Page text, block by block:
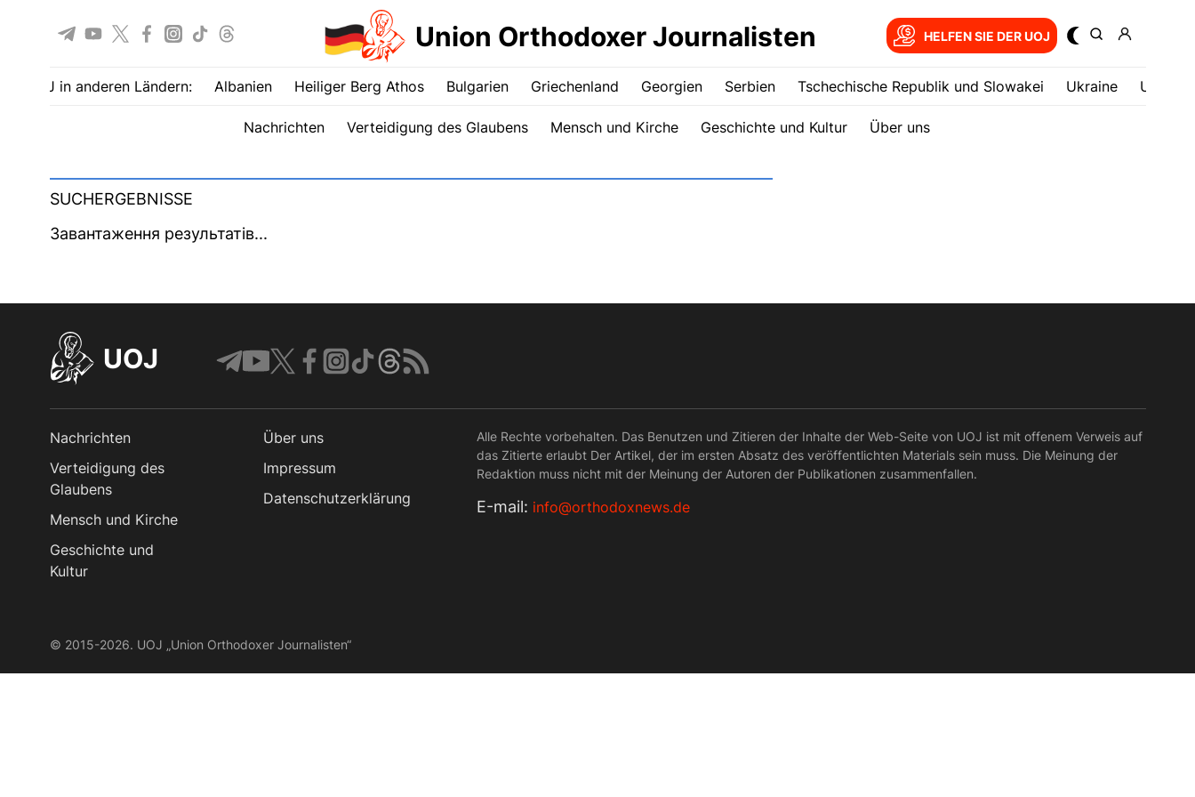
Union Orthodoxer Journalisten HELFEN SIE DER UOJ
UOJ in anderen Ländern: Albanien Heiliger Berg Athos Bulgarien Griechenland Georgien Serbien Tschechische Republik und Slowakei Ukrainе USA
Nachrichten Verteidigung des Glaubens Mensch und Kirche Geschichte und Kultur Über uns
SUCHERGEBNISSE
Завантаження результатів...
UOJ
Nachrichten
Verteidigung des
Glaubens
Mensch und Kirche
Geschichte und
Kultur
Über uns
Impressum
Datenschutzerklärung
Alle Rechte vorbehalten. Das Benutzen und Zitieren der Inhalte der Web-Seite von UOJ ist mit offenem Verweis auf
das Zitierte erlaubt Der Artikel, der im ersten Absatz des veröffentlichten Materials sein muss. Die Meinung der
Redaktion muss nicht mit der Meinung der Autoren der Publikationen zusammenfallen.
Е-mail: info@orthodoxnews.de
© 2015-2026. UOJ „Union Orthodoxer Journalisten“